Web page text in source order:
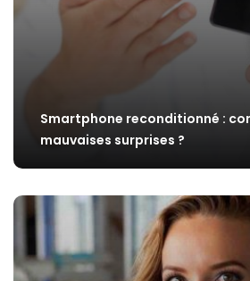
Smartphone reconditionné :
mauvaises surprises ?